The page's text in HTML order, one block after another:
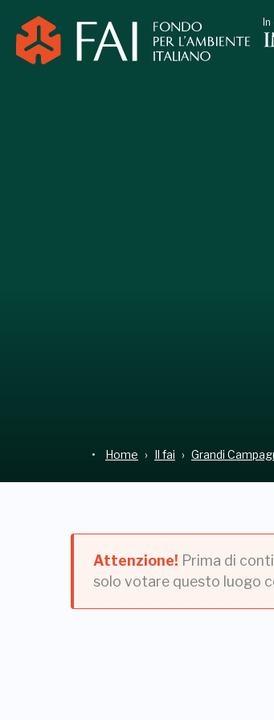
Home Il fai Grandi
Attenzione! Prima di
solo votare questo luogo